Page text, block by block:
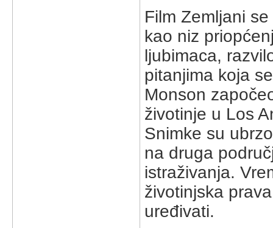
Film Zemljani
kao niz
ljubimaca,
pitanjima koja
Monson
životinje u Los
Snimke su
na druga
istraživanja.
životinjska
uređivati.